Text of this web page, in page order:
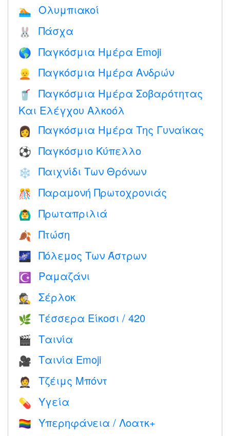
🏊 Ολυμπιακοί
🐰 Πάσχα
🌎 Παγκόσμια Ημέρα Emoji
👱 Παγκόσμια Ημέρα Ανδρών
🥤
Παγκόσμια Ημέρα Σοβαρότητας
Και Ελέγχου Αλκοόλ
👩 Παγκόσμια Ημέρα Της Γυναίκας
⚽ Παγκόσμιο Κύπελλο
❄️ Παιχνίδι Των Θρόνων
🎊 Παραμονή Πρωτοχρονιάς
🙆‍♂️ Πρωταπριλιά
🍂 Πτώση
🌌 Πόλεμος Των Άστρων
☪️ Ραμαζάνι
🕵️ Σέρλοκ
🌿 Τέσσερα Είκοσι / 420
🎬 Ταινία
🎥 Ταινία Emoji
🤵 Τζέιμς Μπόντ
💊 Υγεία
🏳️‍🌈 Υπερηφάνεια / Λοατκ+